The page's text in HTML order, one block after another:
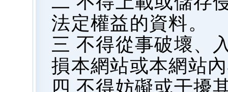
法定權益的資料。
三 不得從事破壞、
損本網站或本網站
四 不得妨礙或干擾